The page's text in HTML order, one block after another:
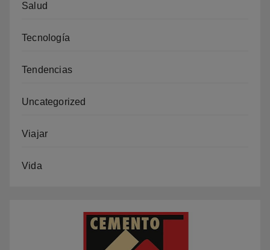
Salud
Tecnología
Tendencias
Uncategorized
Viajar
Vida